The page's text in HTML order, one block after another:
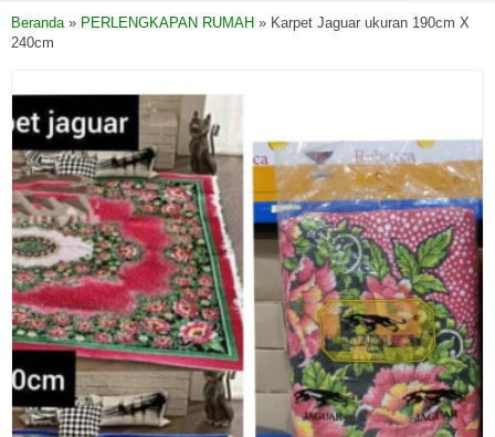
Beranda» PERLENGKAPAN RUMAH » Karpet Jaguar ukuran 190cm X
240cm